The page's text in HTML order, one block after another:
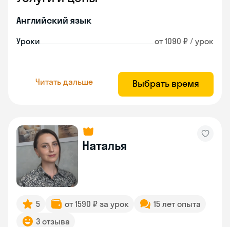
Английский язык
Уроки от 1090 ₽ / урок
Читать дальше Выбрать время
Наталья
5 от 1590 ₽ за урок
15 лет опыта
3 отзыва